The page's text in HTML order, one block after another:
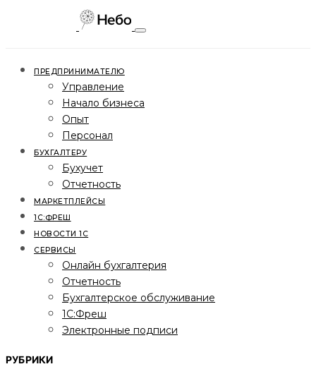
ПРЕДПРИНИМАТЕЛЮ
Управление
Начало бизнеса
Опыт
Персонал
БУХГАЛТЕРУ
Бухучет
Отчетность
МАРКЕТПЛЕЙСЫ
1С:ФРЕШ
НОВОСТИ 1С
СЕРВИСЫ
Онлайн бухгалтерия
Отчетность
Бухгалтерское обслуживание
1С:Фреш
Электронные подписи
РУБРИКИ